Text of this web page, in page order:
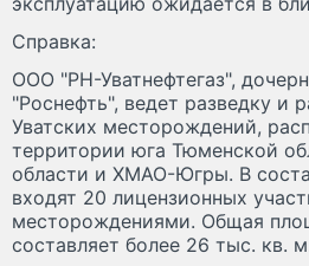
Справка:
ООО "РН-Уватнефтегаз",
"Роснефть", ведет разведку и
Уватских месторождений,
территории юга Тюменской
области и ХМАО-Югры. В
входят 20 лицензионных
месторождениями. Общая
составляет более 26 тыс. кв.